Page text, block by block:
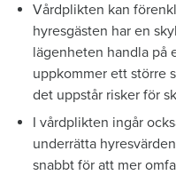
Vårdplikten kan
hyresgästen har en
lägenheten handla på
uppkommer ett större
det uppstår risker för
I vårdplikten ingår
underrätta
snabbt för att mer